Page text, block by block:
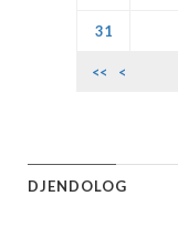
31
<< <
DJENDOLOG